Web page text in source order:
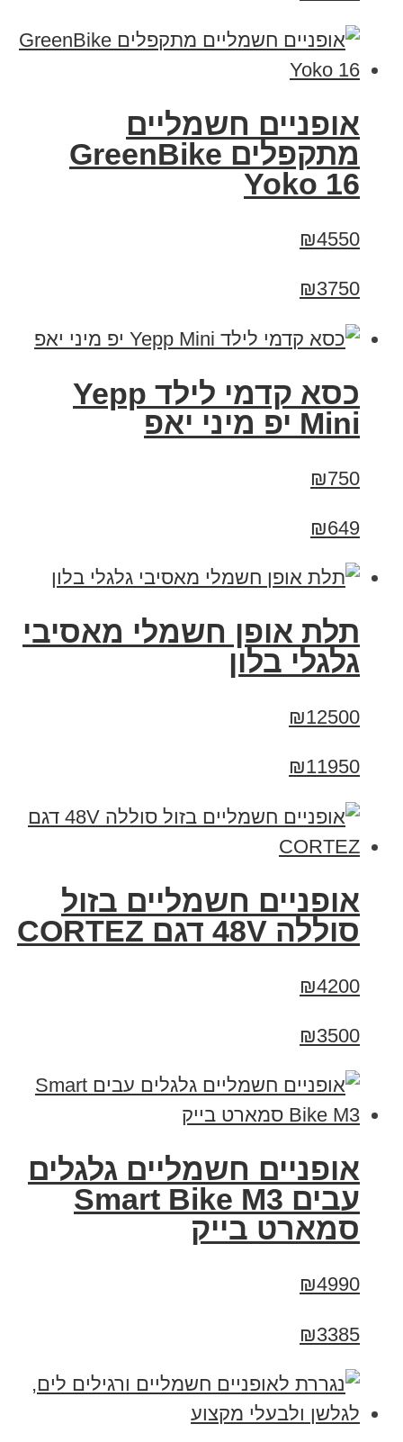
‏אופניים חשמליים
‏מתקפלים GreenBike
Yoko 16
₪4550
₪3750
כסא קדמי לילד Yepp
Mini יפ מיני יאפ
₪750
₪649
תלת אופן חשמלי מאסיבי
גלגלי בלון
₪12500
₪11950
אופניים חשמליים בזול
סוללה 48V דגם CORTEZ
₪4200
₪3500
אופניים חשמליים גלגלים
עבים Smart Bike M3
סמארט בייק
₪4990
₪3385